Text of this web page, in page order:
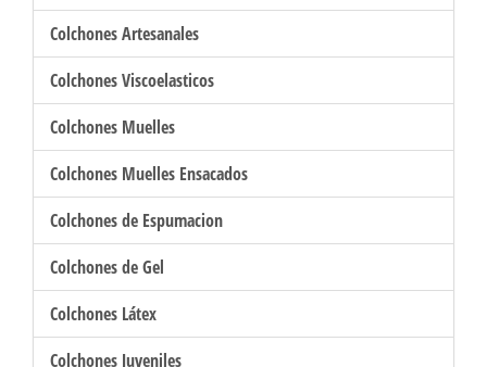
Colchones Artesanales
Colchones Viscoelasticos
Colchones Muelles
Colchones Muelles Ensacados
Colchones de Espumacion
Colchones de Gel
Colchones Látex
Colchones Juveniles